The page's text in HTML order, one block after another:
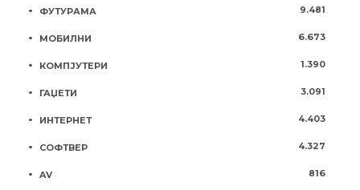
ФУТУРАМА 9.481
МОБИЛНИ 6.673
КОМПЈУТЕРИ 1.390
ГАЏЕТИ 3.091
ИНТЕРНЕТ 4.403
СОФТВЕР 4.327
AV 816